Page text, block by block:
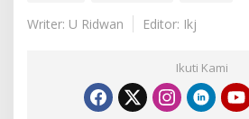
Writer: U Ridwan
Editor: Ikj
Ikuti Kami